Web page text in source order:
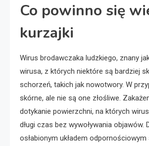
Co powinno się
kurzajki
Wirus brodawczaka ludzkiego, znany
wirusa, z których niektóre są bardziej
schorzeń, takich jak nowotwory. W
skórne, ale nie są one złośliwe.
dotykanie powierzchni, na których
długi czas bez wywoływania
osłabionym układem